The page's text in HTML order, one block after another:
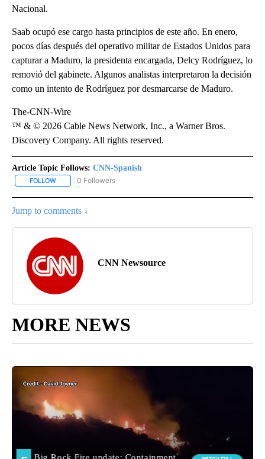
Nacional.
Saab ocupó ese cargo hasta principios de este año. En enero,
pocos días después del operativo militar de Estados Unidos para
capturar a Maduro, la presidenta encargada, Delcy Rodríguez, lo
removió del gabinete. Algunos analistas interpretaron la decisión
como un intento de Rodríguez por desmarcarse de Maduro.
The-CNN-Wire
™ & © 2026 Cable News Network, Inc., a Warner Bros.
Discovery Company. All rights reserved.
Article Topic Follows: CNN-Spanish
FOLLOW FOLLOW "CNN-SPANISH" TO RECEIVE NOTIFICATIONS ABOUT
0 Followers
Jump to comments ↓
CNN Newsource
MORE NEWS